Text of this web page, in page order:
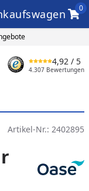
0
suchen
4,92 / 5
4.307 Bewertungen
Artikel-Nr.: 2402895